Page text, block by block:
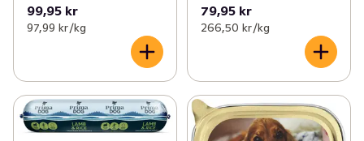
99,95 kr
97,99 kr /kg
79,95 kr
266,50 kr /kg